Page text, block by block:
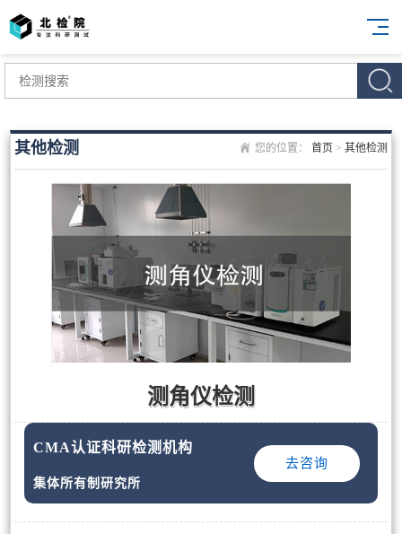
您的位置： 首页 > 其他检测
其他检测
测角仪检测
CMA认证科研检测机构
集体所有制研究所
去咨询